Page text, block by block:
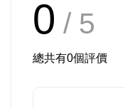
0 / 5
總共有0個評價